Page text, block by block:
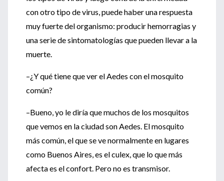
con otro tipo de virus, puede haber una respuesta
muy fuerte del organismo: producir hemorragias y
una serie de sintomatologías que pueden llevar a la
muerte.
–¿Y qué tiene que ver el Aedes con el mosquito
común?
–Bueno, yo le diría que muchos de los mosquitos
que vemos en la ciudad son Aedes. El mosquito
más común, el que se ve normalmente en lugares
como Buenos Aires, es el culex, que lo que más
afecta es el confort. Pero no es transmisor.